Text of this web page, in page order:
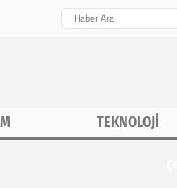
TEKNOLOJİ